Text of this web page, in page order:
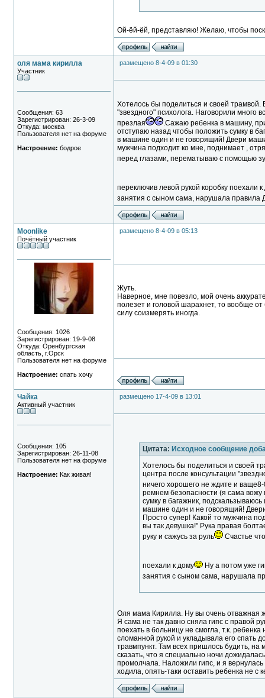
Ой-ёй-ёй, представляю! Желаю, чтобы
оля мама кирилла
Участник
Сообщения: 63
Зарегистрирован: 26-3-09
Откуда: москва
Пользователя нет на форуме
Настроение: бодрое
размещено 8-4-09 в 01:30
Хотелось бы поделиться и своей трамвой.
"звездного" психолога. Наговорили много
презлая
.Сажаю ребенка в машину,
отступаю назад чтобы положить сумку в
в машине один и не говорящий! Двери
мужчина подходит ко мне, поднимает ,
перед глазами, перематываю с помощью
переключив левой рукой коробку поехали к
занятия с сыном сама, нарушала правила
Moonlike
Почётный участник
Сообщения: 1026
Зарегистрирован: 19-9-08
Откуда: Оренбургская
область, г.Орск
Пользователя нет на форуме
Настроение: спать хочу
размещено 8-4-09 в 05:13
Жуть.
Наверное, мне повезло, мой очень
полезет и головой шарахнет, то вообще
силу соизмерять иногда.
Чайка
Активный участник
Сообщения: 105
Зарегистрирован: 26-11-08
Пользователя нет на форуме
Настроение: Как живая!
размещено 17-4-09 в 13:01
Цитата: Исходное сообщение
Хотелось бы поделиться и своей
центра после консультации
ничего хорошего не ждите и
ремнем безопасности (я сама
сумку в багажник,
машине один и не говорящий!
Просто супер! Какой то мужчина
вы так девушка!" Рука правая
руку и сажусь за руль
Счастье
поехали к дому
Ну а потом уже
занятия с сыном сама, нарушала
Оля мама Кирилла. Ну вы очень отважная
Я сама не так давно сняла гипс с правой
поехать в больницу не смогла, т.к.
сломанной рукой и укладывала его спать
травмпункт. Там всех пришлось будить,
сказать, что я специально ночи
промолчала. Наложили гипс, и я
ходила, опять-таки оставить ребенка не с